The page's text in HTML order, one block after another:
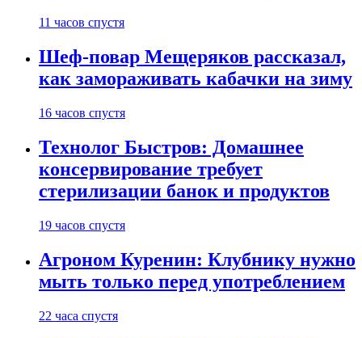
11 часов спустя
Шеф-повар Мещеряков рассказал,
как замораживать кабачки на зиму
16 часов спустя
Технолог Быстров: Домашнее
консервирование требует
стерилизации банок и продуктов
19 часов спустя
Агроном Куренин: Клубнику нужно
мыть только перед употреблением
22 часа спустя